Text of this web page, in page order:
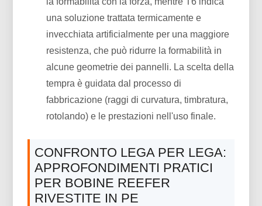
una soluzione trattata termicamente e
invecchiata artificialmente per una maggiore
resistenza, che può ridurre la formabilità in
alcune geometrie dei pannelli. La scelta della
tempra è guidata dal processo di
fabbricazione (raggi di curvatura, timbratura,
rotolando) e le prestazioni nell'uso finale.
CONFRONTO LEGA PER LEGA:
APPROFONDIMENTI PRATICI
PER BOBINE REEFER
RIVESTITE IN PE